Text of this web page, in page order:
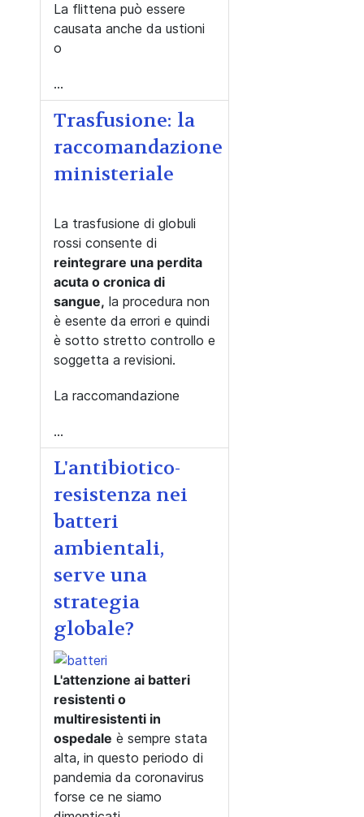
La flittena può essere
causata anche da ustioni
o
...
Trasfusione: la
raccomandazione
ministeriale
La trasfusione di globuli
rossi consente di
reintegrare una perdita
acuta o cronica di
sangue, la procedura non
è esente da errori e quindi
è sotto stretto controllo e
soggetta a revisioni.
La raccomandazione
...
L'antibiotico-
resistenza nei
batteri
ambientali,
serve una
strategia
globale?
L'attenzione ai batteri
resistenti o
multiresistenti in
ospedale è sempre stata
alta, in questo periodo di
pandemia da coronavirus
forse ce ne siamo